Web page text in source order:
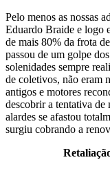
Pelo menos as nossas
Eduardo Braide e logo
de mais 80% da frota
passou de um golpe
solenidades sempre
de coletivos, não eram
antigos e motores
descobrir a tentativa
alardes se afastou
surgiu cobrando a
Retaliação ao